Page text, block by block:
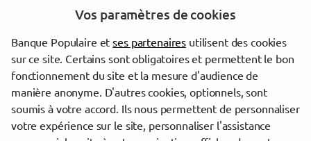
Le Perreux-sur-Marne
Vincennes
La Courneuve
Nogent-sur-Marne
Chelles
Saint-Mandé
Vos paramètres de cookies
Banque Populaire etses partenaires utilisent des cookies
sur ce site. Certains sont obligatoires et permettent le bon
fonctionnement du site et la mesure d'audience de
manière anonyme. D'autres cookies, optionnels, sont
soumis à votre accord. Ils nous permettent de personnaliser
votre expérience sur le site, personnaliser l'assistance